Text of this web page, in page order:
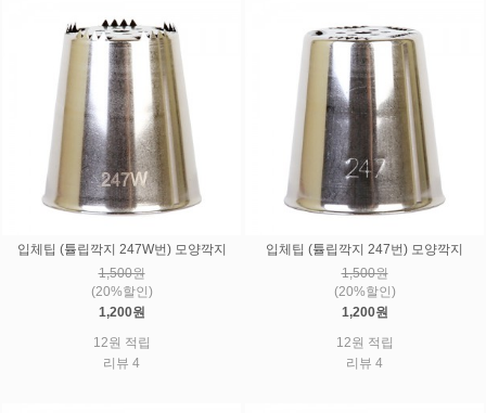
입체팁 (튤립깍지 247W번) 모양깍지
1,500원
(20%할인)
1,200원
12원 적립
리뷰 4
입체팁 (튤립깍지 247번) 모양깍지
1,500원
(20%할인)
1,200원
12원 적립
리뷰 4